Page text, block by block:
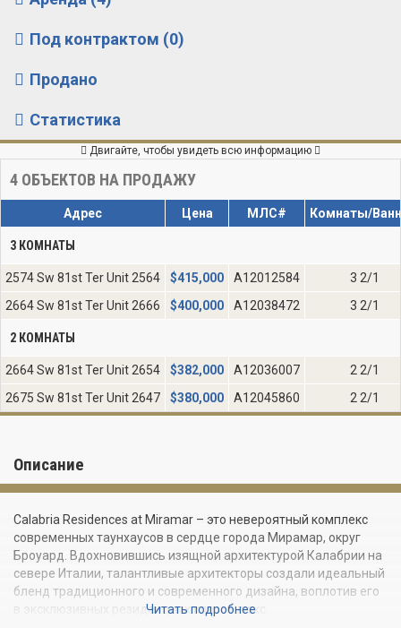
Под контрактом (0)
Продано
Статистика
Двигайте, чтобы увидеть всю информацию
4 ОБЪЕКТОВ НА ПРОДАЖУ
Адрес Цена МЛС# Комнаты/
3 КОМНАТЫ
2574 Sw 81st Ter Unit 2564 $415,000 A12012584
3 2/1
2664 Sw 81st Ter Unit 2666
$400,000 A12038472 3 2/1
2 КОМНАТЫ
2664 Sw 81st Ter Unit 2654 $382,000 A12036007
2 2/1
2675 Sw 81st Ter Unit 2647
$380,000 A12045860 2 2/1
Описание
Calabria Residences at Miramar – это невероятный комплекс
современных таунхаусов в сердце города Мирамар, округ
Броуард. Вдохновившись изящной архитектурой Калабрии на
севере Италии, талантливые архитекторы создали идеальный
бленд традиционного и современного дизайна, воплотив его
в эксклюзивных резиденциях класса люкс.
Читать подробнее